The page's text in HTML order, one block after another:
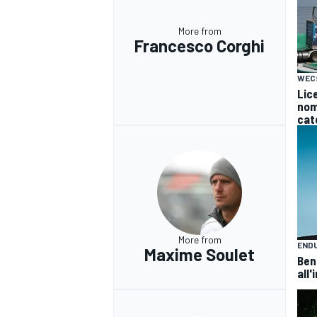
More from
Francesco Corghi
WEC
More from
Maxime Soulet